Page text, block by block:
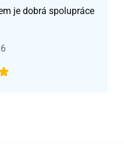
je dobrá spolupráce